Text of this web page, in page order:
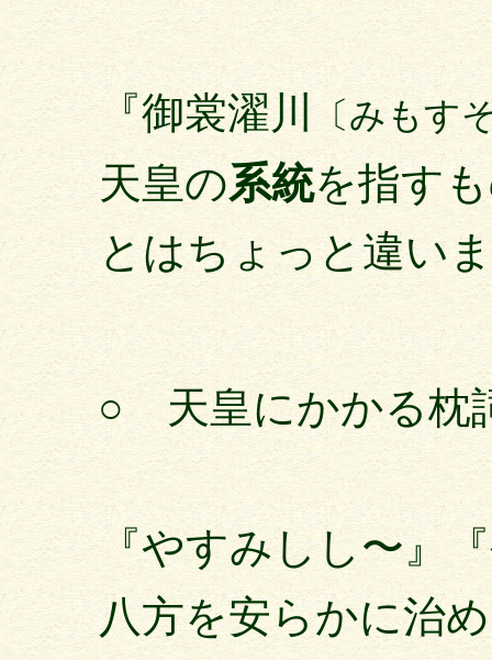
『御裳濯川〔みもす
天皇の系統を指す
とはちょっと違い
○ 天皇にかかる枕
『やすみしし〜』
八方を安らかに治